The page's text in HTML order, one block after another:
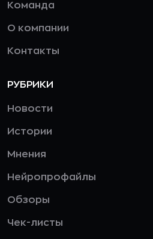
Команда
О компании
Контакты
РУБРИКИ
Новости
Истории
Мнения
Нейропрофайлы
Обзоры
Чек-листы